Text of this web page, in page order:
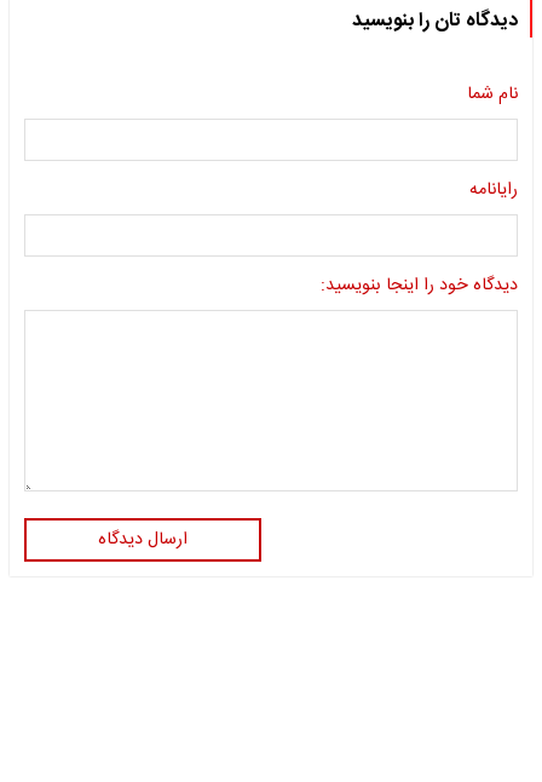
دیدگاه تان را بنویسید
نام شما
رایانامه
دیدگاه خود را اینجا بنویسید:
ارسال دیدگاه